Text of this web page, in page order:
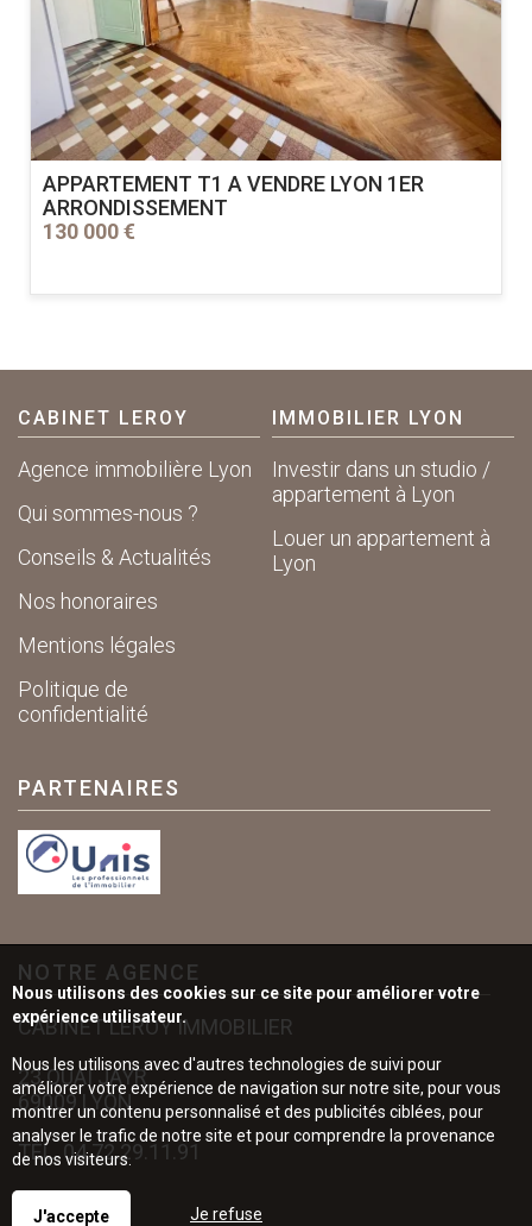
APPARTEMENT T1 A VENDRE LYON 1ER
ARRONDISSEMENT
130 000 €
CABINET LEROY
Agence immobilière Lyon
Qui sommes-nous ?
Conseils & Actualités
Nos honoraires
Mentions légales
Politique de
confidentialité
IMMOBILIER LYON
Investir dans un studio /
appartement à Lyon
Louer un appartement à
Lyon
PARTENAIRES
NOTRE AGENCE
CABINET LEROY IMMOBILIER
23 QUAI JAYR
69009 LYON
TÉL.04.72.29.11.91
Nous utilisons des cookies sur ce site pour améliorer votre
expérience utilisateur.
Nous les utilisons avec d'autres technologies de suivi pour
améliorer votre expérience de navigation sur notre site, pour vous
montrer un contenu personnalisé et des publicités ciblées, pour
analyser le trafic de notre site et pour comprendre la provenance
de nos visiteurs.
J'accepte Je refuse